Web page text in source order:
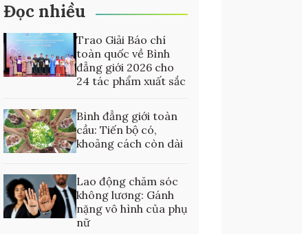
Đọc nhiều
Trao Giải Báo chí
toàn quốc về Bình
đẳng giới 2026 cho
24 tác phẩm xuất sắc
Bình đẳng giới toàn
cầu: Tiến bộ có,
khoảng cách còn dài
Lao động chăm sóc
không lương: Gánh
nặng vô hình của phụ
nữ